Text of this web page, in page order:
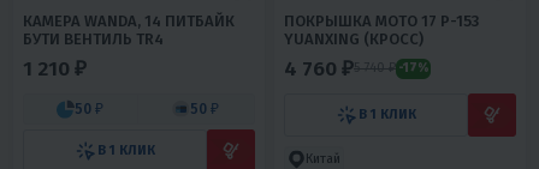
КАМЕРА WANDA, 14 ПИТБАЙК
БУТИ ВЕНТИЛЬ ТR4
1 210 ₽
50 ₽ 50 ₽
В 1 КЛИК
ПОКРЫШКА МОТО 17 P-153
YUANXING (КРОСС)
4 760 ₽5 740 ₽ -17%
В 1 КЛИК
Китай